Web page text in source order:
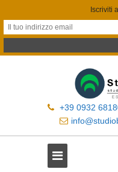
+39 0932
Iscriviti